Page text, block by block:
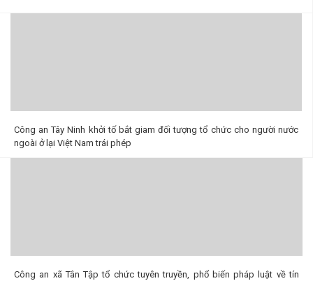
Công an Tây Ninh khởi tố bắt giam đối tượng tổ chức cho người nước
ngoài ở lại Việt Nam trái phép
Công an xã Tân Tập tổ chức tuyên truyền, phổ biến pháp luật về tín